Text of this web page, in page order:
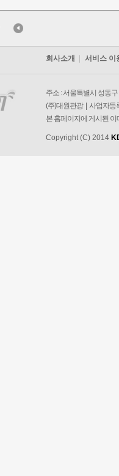
회사소개 서비스 이
주소 : 서울특별시 성동
(주)대원관광 | 사업자등
본 홈페이지에 게시된
Copyright (C) 2014